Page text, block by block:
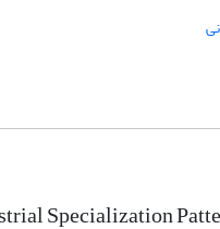
Specialization